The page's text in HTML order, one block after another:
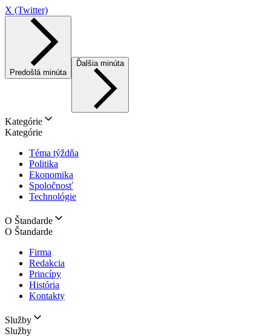
X (Twitter)
Predošlá minúta
Ďalšia minúta
Kategórie
Kategórie
Téma týždňa
Politika
Ekonomika
Spoločnosť
Technológie
O Štandarde
O Štandarde
Firma
Redakcia
Princípy
História
Kontakty
Služby
Služby